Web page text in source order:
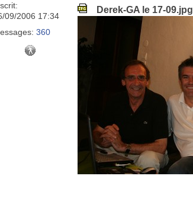
09/2006 17:34
360
Derek-GA le 17-09.jpg